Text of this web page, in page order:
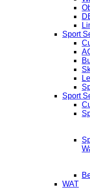
Sport
Sport
WAT